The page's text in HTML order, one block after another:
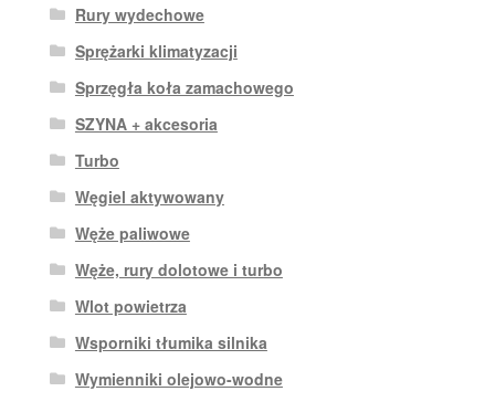
Rury wydechowe
Sprężarki klimatyzacji
Sprzęgła koła zamachowego
SZYNA + akcesoria
Turbo
Węgiel aktywowany
Węże paliwowe
Węże, rury dolotowe i turbo
Wlot powietrza
Wsporniki tłumika silnika
Wymienniki olejowo-wodne